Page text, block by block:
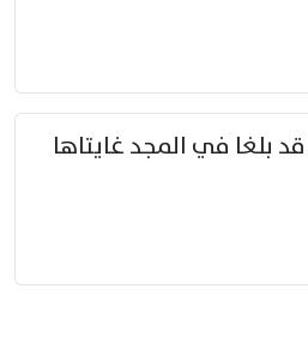
قد بلغا في المجد غايتاها